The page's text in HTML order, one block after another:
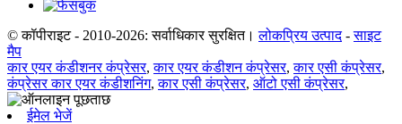
© कॉपीराइट - 2010-2026: सर्वाधिकार सुरक्षित। लोकप्रिय उत्पाद-साइट
मैप
कार एयर कंडीशनर कंप्रेसर,कार एयर कंडीशन कंप्रेसर,कार एसी कंप्रेसर,
कंप्रेसर कार एयर कंडीशनिंग,कार एसी कंप्रेसर, ऑटो एसी कंप्रेसर,
ईमेल भेजें